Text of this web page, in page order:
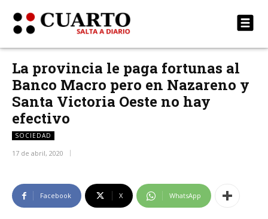
La provincia le paga fortunas al
Banco Macro pero en Nazareno y
Santa Victoria Oeste no hay
efectivo
SOCIEDAD
17 de abril, 2020
Facebook X WhatsApp